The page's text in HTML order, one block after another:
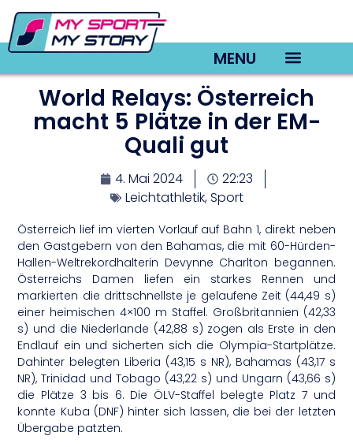
MENU
World Relays: Österreich
macht 5 Plätze in der EM-
Quali gut
4. Mai 2024
22:23
Leichtathletik,Sport
Österreich lief im vierten Vorlauf auf Bahn 1, direkt neben
den Gastgebern von den Bahamas, die mit 60-Hürden-
Hallen-Weltrekordhalterin Devynne Charlton begannen.
Österreichs Damen liefen ein starkes Rennen und
markierten die drittschnellste je gelaufene Zeit (44,49 s)
einer heimischen 4×100 m Staffel. Großbritannien (42,33
s) und die Niederlande (42,88 s) zogen als Erste in den
Endlauf ein und sicherten sich die Olympia-Startplätze.
Dahinter belegten Liberia (43,15 s NR), Bahamas (43,17 s
NR), Trinidad und Tobago (43,22 s) und Ungarn (43,66 s)
die Plätze 3 bis 6. Die ÖLV-Staffel belegte Platz 7 und
konnte Kuba (DNF) hinter sich lassen, die bei der letzten
Übergabe patzten.